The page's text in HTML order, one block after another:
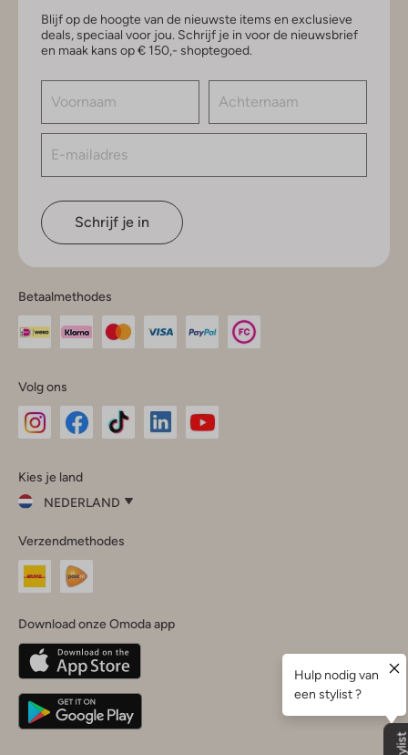
Blijf op de hoogte van de nieuwste items en exclusieve
deals, speciaal voor jou. Schrijf je in voor de nieuwsbrief
en maak kans op € 150,- shoptegoed.
Schrijf je in
Betaalmethodes
Volg ons
InstagramFacebook
Kies je land
NEDERLAND
je
land
Nederland
Belgique(Français)
Deutschland
Verzendmethodes
Download onze Omoda app